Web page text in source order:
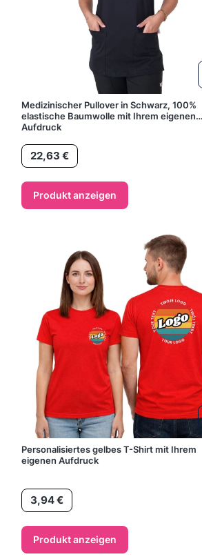
Medizinischer Pullover in Schwarz, 100%
elastische Baumwolle mit Ihrem eigenen
Aufdruck
Preis22,63 €
Produkt anzeigen
Personalisiertes gelbes T-Shirt mit Ihrem
eigenen Aufdruck
Preis
3,94 €
Produkt anzeigen